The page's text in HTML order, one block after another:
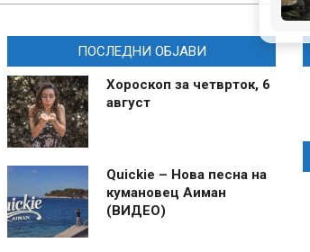
ПОСЛЕДНИ ОБЈАВИ
Хороскоп за четврток, 6
август
Quickie – Нова песна на
кумановец Аиман
(ВИДЕО)